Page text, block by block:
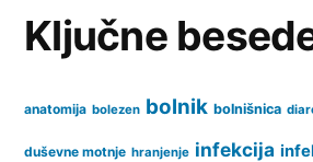
Ključne
anatomija bolezen bolnik bolnišnica
duševne motnje hranjenje infekcija